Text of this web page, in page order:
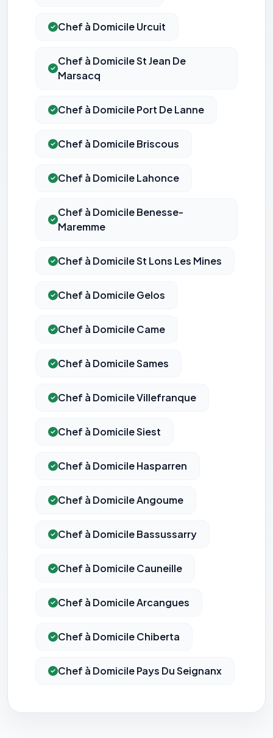
Chef à Domicile Urcuit
Chef à Domicile St Jean De
Marsacq
Chef à Domicile Port De Lanne
Chef à Domicile Briscous
Chef à Domicile Lahonce
Chef à Domicile Benesse-
Maremme
Chef à Domicile St Lons Les Mines
Chef à Domicile Gelos
Chef à Domicile Came
Chef à Domicile Sames
Chef à Domicile Villefranque
Chef à Domicile Siest
Chef à Domicile Hasparren
Chef à Domicile Angoume
Chef à Domicile Bassussarry
Chef à Domicile Cauneille
Chef à Domicile Arcangues
Chef à Domicile Chiberta
Chef à Domicile Pays Du Seignanx
Cookies essentiels TOUJOURS ACTIF
peuvent pas être désactivés.
Cookies analytiques